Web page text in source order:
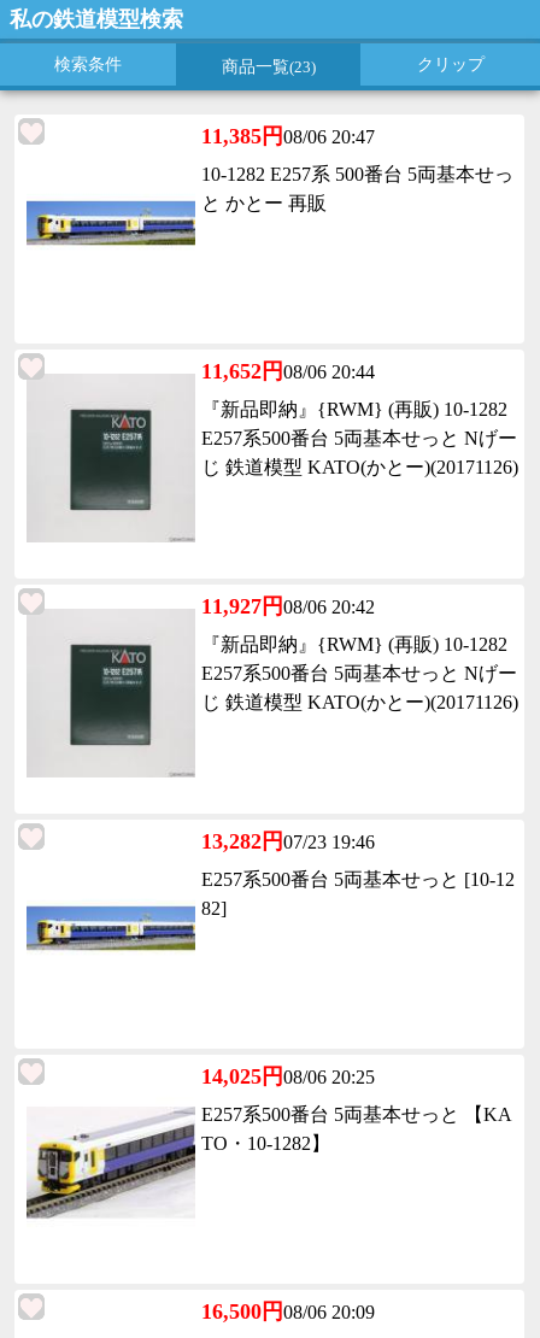
私の鉄道模型検索
検索条件 商品一覧(23) クリップ
11,385円08/06 20:47
10-1282 E257系 500番台 5両基本せっ
と かとー 再販
11,652円08/06 20:44
『新品即納』{RWM} (再販) 10-1282
E257系500番台 5両基本せっと Nげー
じ 鉄道模型 KATO(かとー)(20171126)
11,927円08/06 20:42
『新品即納』{RWM} (再販) 10-1282
E257系500番台 5両基本せっと Nげー
じ 鉄道模型 KATO(かとー)(20171126)
13,282円07/23 19:46
E257系500番台 5両基本せっと [10-12
82]
14,025円08/06 20:25
E257系500番台 5両基本せっと 【KA
TO・10-1282】
16,500円08/06 20:09